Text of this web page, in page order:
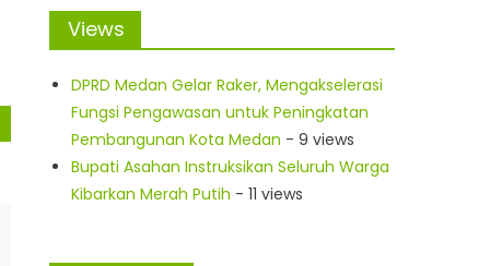
Views
DPRD Medan Gelar Raker, Mengakselerasi
Fungsi Pengawasan untuk Peningkatan
Pembangunan Kota Medan - 9 views
Bupati Asahan Instruksikan Seluruh Warga
Kibarkan Merah Putih - 11 views